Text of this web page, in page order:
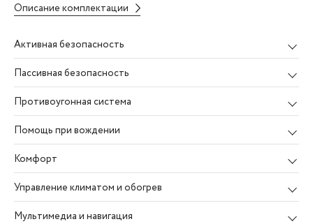
Описание комплектации
Активная безопасность
Пассивная безопасность
Противоугонная система
Помощь при вождении
Комфорт
Управление климатом и обогрев
Мультимедиа и навигация